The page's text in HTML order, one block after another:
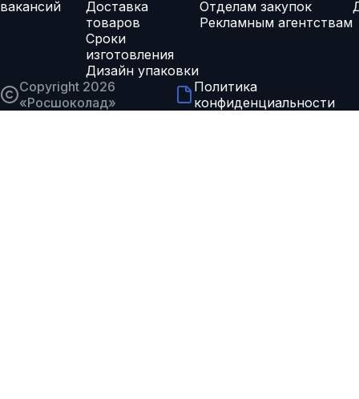
вакансий
Доставка
товаров
Сроки
изготовления
Дизайн упаковки
Отделам закупок
Рекламным агентствам
Copyright 2026
«Росшоколад»
Политика
конфиденциальности